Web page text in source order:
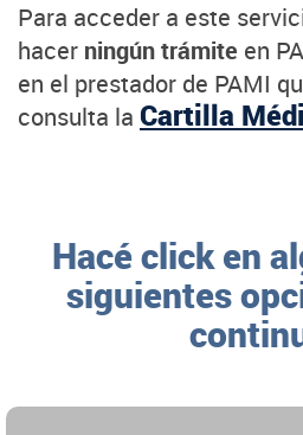
Para acceder a este
hacer ningún trámite en
en el prestador de PAMI
consulta la Cartilla
Hacé click en
siguientes